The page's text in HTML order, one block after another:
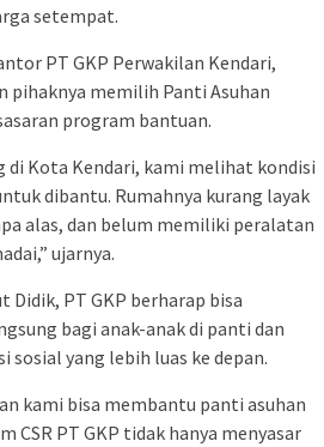
setempat.
PT GKP Perwakilan Kendari,
pihaknya memilih Panti Asuhan
program bantuan.
di Kota Kendari, kami melihat kondisi
dibantu. Rumahnya kurang layak
alas, dan belum memiliki peralatan
ujarnya.
PT GKP berharap bisa
bagi anak-anak di panti dan
sosial yang lebih luas ke depan.
kami bisa membantu panti asuhan
CSR PT GKP tidak hanya menyasar